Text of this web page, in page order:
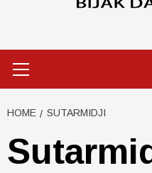
HOME SUTARMIDJI